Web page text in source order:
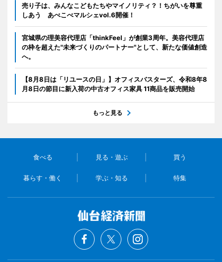
売り子は、みんなこどもたちやマイノリティ？！ちがいを尊重
しあう あべこべマルシェvol.6開催！
宮城県の理美容代理店「thinkFeel」が創業3周年。美容代理店
の枠を超えた"未来づくりのパートナー"として、新たな価値創造
へ。
【8月8日は「リユースの日」】オフィスバスターズ、令和8年8
月8日の節目に新入荷の中古オフィス家具 11商品を販売開始
もっと見る
食べる 見る・遊ぶ 買う
暮らす・働く 学ぶ・知る 特集